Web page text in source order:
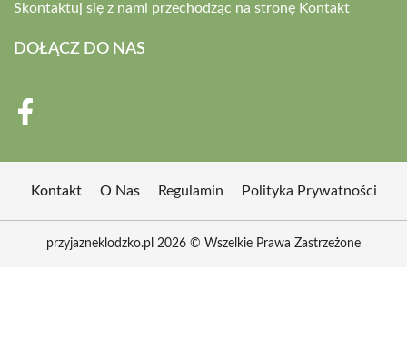
Skontaktuj się z nami przechodząc na stronę Kontakt
DOŁĄCZ DO NAS
Kontakt O Nas Regulamin Polityka Prywatności
przyjazneklodzko.pl 2026 © Wszelkie Prawa Zastrzeżone